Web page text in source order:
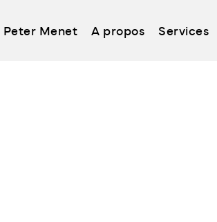
Peter Menet A propos Services